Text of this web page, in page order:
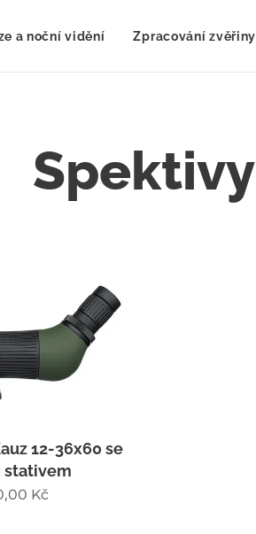
a noční vidění Zpracování zvěřiny
Spektivy
12-36x60 se
Kč